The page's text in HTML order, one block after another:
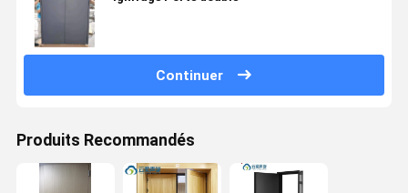
Continuer
Produits Recommandés